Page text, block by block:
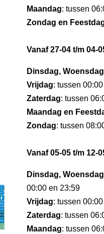
Maandag: tussen
Zondag en
Vanaf 27-04 t/m 04-
Dinsdag,
Vrijdag: tussen
Zaterdag: tussen
Maandag en
Zondag: tussen
Vanaf 05-05 t/m 12-
Dinsdag,
00:00 en 23:59
Vrijdag: tussen
Zaterdag: tussen
Maandag: tussen